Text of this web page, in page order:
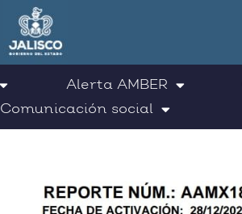
Alerta AMBER
Comunicación social